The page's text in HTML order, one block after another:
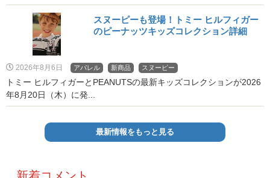
スヌーピーも登場！トミー ヒルフィガー
のピーナッツキッズコレクション詳細
2026年8月6日 アパレル 新商品 スヌーピー
トミー ヒルフィガーとPEANUTSの最新キッズコレクションが2026
年8月20日（木）に発...
最新情報をもっと見る